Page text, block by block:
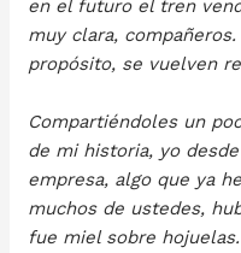
en el futuro el tren
muy clara,
propósito, se vuelven
Compartiéndoles un
de mi historia, yo
empresa, algo que ya
muchos de ustedes,
fue miel sobre